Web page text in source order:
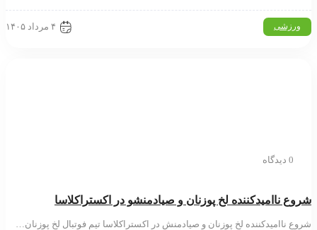
ورزشی ۴ مرداد ۱۴۰۵
ناامیدکننده لخ پوزنان و صیادمنشو در اکستراکلاسا
ناامیدکننده لخ پوزنان و صیادمنش در اکستراکلاسا تیم فوتبال لخ پوزنان…